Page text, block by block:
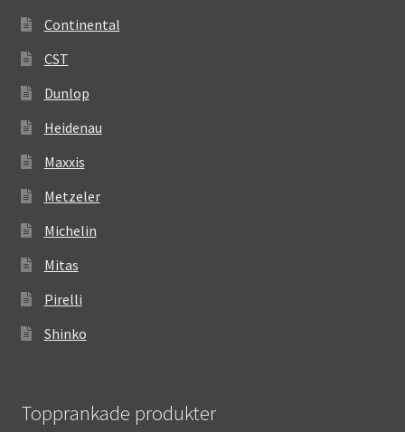
Continental
CST
Dunlop
Heidenau
Maxxis
Metzeler
Michelin
Mitas
Pirelli
Shinko
Topprankade produkter